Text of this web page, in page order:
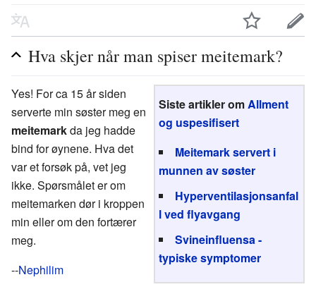
Hva skjer når man spiser meitemark?
Siste artikler om Allment
og uspesifisert
Meitemark servert i
munnen av søster
Hyperventilasjonsanfal
l ved flyavgang
Svineinfluensa -
typiske symptomer
Yes! For ca 15 år siden
serverte min søster meg en
meitemarkda jeg hadde
bind for øynene. Hva det
var et forsøk på, vet jeg
ikke. Spørsmålet er om
meitemarken dør i kroppen
min eller om den fortærer
meg.
--Nephilim